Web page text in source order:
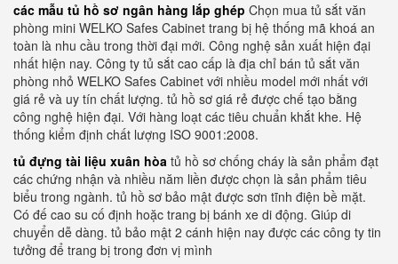
các mẫu tủ hồ sơ ngân hàng lắp ghép Chọn mua tủ sắt văn
phòng mini WELKO Safes Cabinet trang bị hệ thống mã khoá an
toàn là nhu cầu trong thời đại mới. Công nghệ sản xuất hiện đại
nhất hiện nay. Công ty tủ sắt cao cấp là địa chỉ bán tủ sắt văn
phòng nhỏ WELKO Safes Cabinet với nhiều model mới nhất với
giá rẻ và uy tín chất lượng. tủ hồ sơ giá rẻ được chế tạo bằng
công nghệ hiện đại. Với hàng loạt các tiêu chuẩn khắt khe. Hệ
thống kiểm định chất lượng ISO 9001:2008.
tủ đựng tài liệu xuân hòa tủ hồ sơ chống cháy là sản phẩm đạt
các chứng nhận và nhiều năm liền được chọn là sản phẩm tiêu
biểu trong ngành. tủ hồ sơ bảo mật được sơn tĩnh điện bề mặt.
Có đế cao su cố định hoặc trang bị bánh xe di động. Giúp di
chuyển dễ dàng. tủ bảo mật 2 cánh hiện nay được các công ty tin
tưởng để trang bị trong đơn vị mình